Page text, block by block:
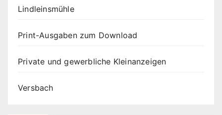
Lindleinsmühle
Print-Ausgaben zum Download
Private und gewerbliche Kleinanzeigen
Versbach